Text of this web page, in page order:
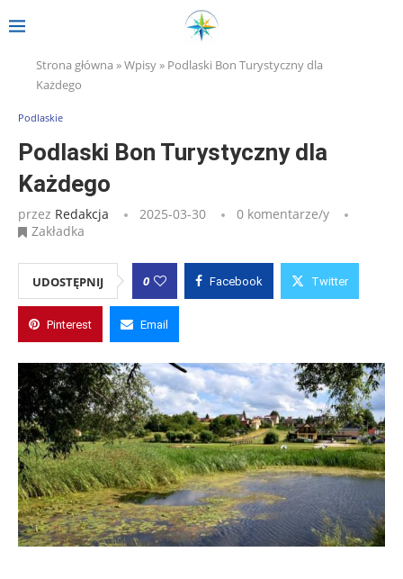
Strona główna »Wpisy» Podlaski Bon Turystyczny dla
Każdego
Podlaskie
Podlaski Bon Turystyczny dla
Każdego
przez Redakcja 2025-03-30
0 komentarze/y
Zakładka
UDOSTĘPNIJ 0 Facebook Twitter
Pinterest Email